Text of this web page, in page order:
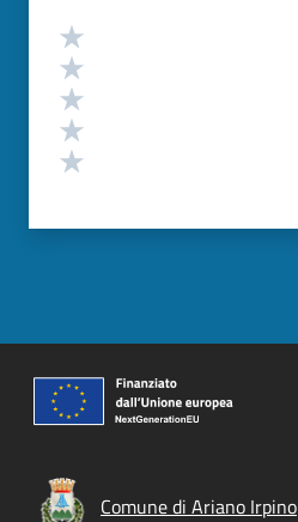
Valutazione
Comune di Ariano Irpino